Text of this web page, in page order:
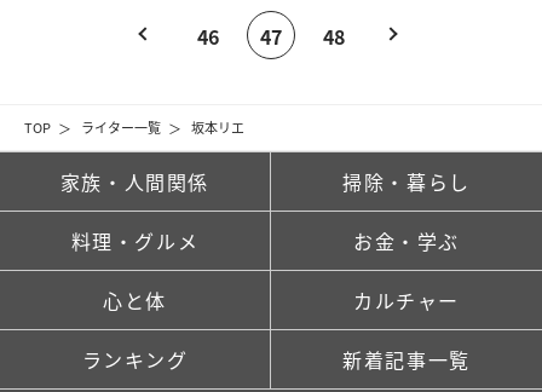
TOP ライター一覧 坂本リエ
46 47 48
家族・人間関係 掃除・暮らし
料理・グルメ お金・学ぶ
心と体 カルチャー
ランキング 新着記事一覧